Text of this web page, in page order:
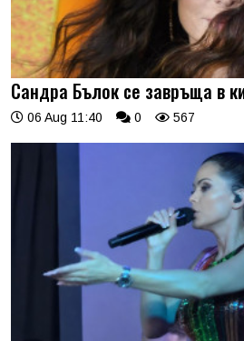
Сандра Бълок се завръща в
06 Aug 11:40 0 567